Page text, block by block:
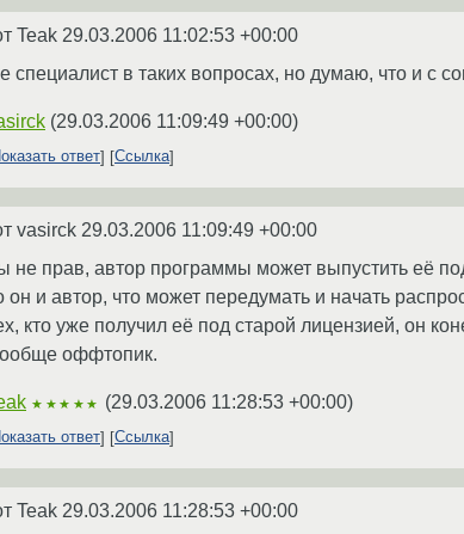
Teak 29.03.2006 11:02:53 +00:00
специалист в таких вопросах, но думаю, что и с
(29.03.2006 11:09:49 +00:00)
Показать ответ Ссылка
vasirck 29.03.2006 11:09:49 +00:00
не прав, автор программы может выпустить её
он и автор, что может передумать и начать
кто уже получил её под старой лицензией, он
оффтопик.
★★★★★ (29.03.2006 11:28:53 +00:00)
Показать ответ Ссылка
Teak 29.03.2006 11:28:53 +00:00